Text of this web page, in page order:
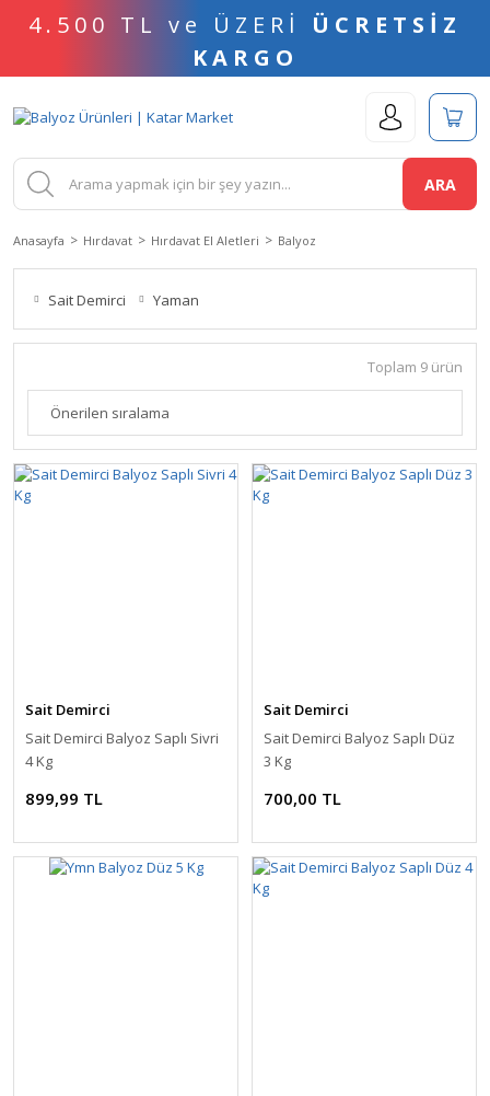
4.500 TL ve ÜZERİ ÜCRETSİZ
KARGO
ARA
Anasayfa Hırdavat Hırdavat El Aletleri Balyoz
Sait Demirci Yaman
Toplam 9 ürün
Sait Demirci
Sait Demirci Balyoz Saplı Sivri
4 Kg
899,99 TL
Sait Demirci
Sait Demirci Balyoz Saplı Düz
3 Kg
700,00 TL